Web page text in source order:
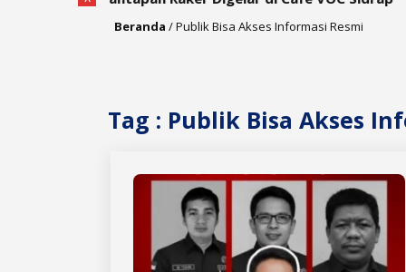
Beranda /Publik Bisa Akses Informasi Resmi
Tag : Publik Bisa Akses